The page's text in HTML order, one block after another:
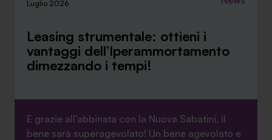
Luglio 2026
Leasing strumentale: ottieni i
vantaggi dell’Iperammortamento
dimezzando i tempi!
E grazie all’abbinata con la Nuova Sabatini, il
bene sarà superagevolato! Un bene agevolato e